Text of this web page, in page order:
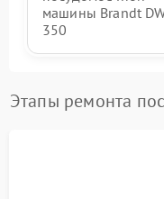
машины Brandt
350
Этапы ремонта